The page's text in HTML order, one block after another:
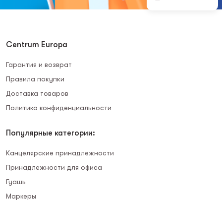
Centrum Europa
Гарантия и возврат
Правила покупки
Доставка товаров
Политика конфиденциальности
Популярные категории:
Канцелярские принадлежности
Принадлежности для офиса
Гуашь
Маркеры